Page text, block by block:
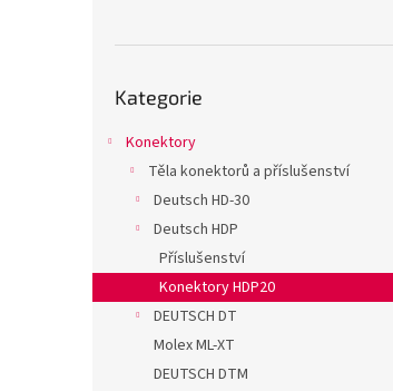
kategorie
Kategorie
Konektory
Těla konektorů a příslušenství
Deutsch HD-30
Deutsch HDP
Příslušenství
Konektory HDP20
DEUTSCH DT
Molex ML-XT
DEUTSCH DTM